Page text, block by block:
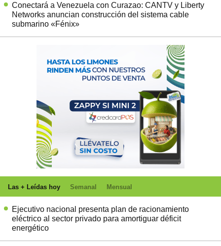
Conectará a Venezuela con Curazao: CANTV y Liberty
Networks anuncian construcción del sistema cable
submarino «Fénix»
Las + Leídas hoy Semanal Mensual
Ejecutivo nacional presenta plan de racionamiento
eléctrico al sector privado para amortiguar déficit
energético